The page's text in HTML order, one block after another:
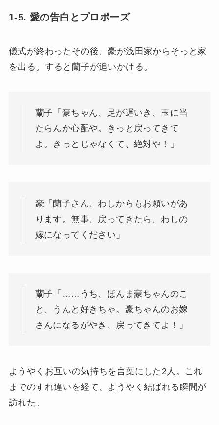
1-5. 愛の告白とプロポーズ
儀式が終わったその後、豪が浅田家からそっと家
を出る。すると蘭子が追いかける。
蘭子「豪ちゃん、足が遅いき、玉に当
たらんか心配や。きっと戻ってきて
よ。きっとじゃなくて、絶対や！」
豪「蘭子さん、わしからもお願いがあ
ります。無事、戻ってきたら、わしの
嫁になってください」
蘭子「……うち、ほんま豪ちゃんのこ
と、うんと好きちゃ。豪ちゃんのお嫁
さんになるがやき、戻ってきてよ！」
ようやくお互いの気持ちを言葉にした2人。これ
までのすれ違いを経て、ようやく結ばれる瞬間が
訪れた。